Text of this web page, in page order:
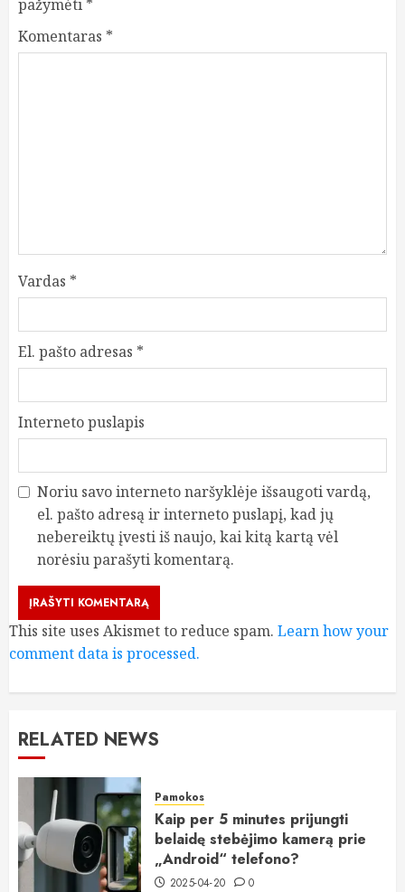
pažymėti *
Komentaras *
Vardas *
El. pašto adresas *
Interneto puslapis
Noriu savo interneto naršyklėje išsaugoti vardą,
el. pašto adresą ir interneto puslapį, kad jų
nebereiktų įvesti iš naujo, kai kitą kartą vėl
norėsiu parašyti komentarą.
This site uses Akismet to reduce spam. Learn how your
comment data is processed.
RELATED NEWS
Pamokos
Kaip per 5 minutes prijungti
belaidę stebėjimo kamerą prie
„Android“ telefono?
2025-04-20 0